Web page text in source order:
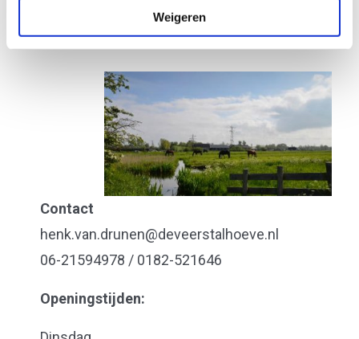
Weigeren
Contact
henk.van.drunen@deveerstalhoeve.nl
06-21594978 / 0182-521646
Openingstijden: